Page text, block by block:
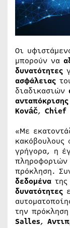
Οι
μπορούν να
δυνατότητες
ασφάλειας
διαδικασιών
Kováč, Chief
«Με
κακόβουλους
γρήγορα, η
πληροφοριών
πρόκληση.
δεδομένα της
δυνατότητες
την
Salles,